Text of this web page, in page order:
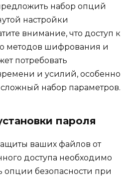
набор опций
настройки
внимание, что доступ к
методов шифрования и
потребовать
и усилий, особенно
набор параметров.
пароля
ваших файлов от
доступа необходимо
опции безопасности при